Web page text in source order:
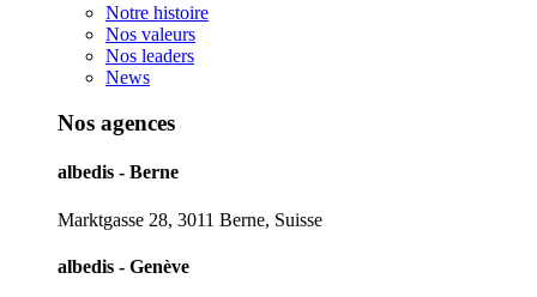
Notre histoire
Nos valeurs
Nos leaders
News
Nos agences
albedis - Berne
Marktgasse 28, 3011 Berne, Suisse
albedis - Genève